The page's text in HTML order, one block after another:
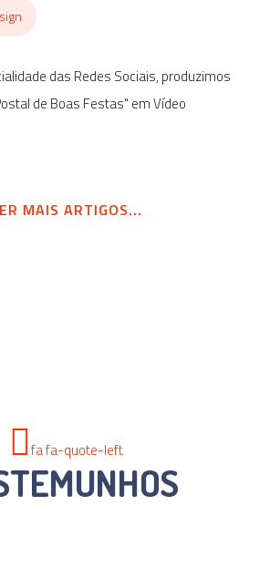
das Redes Sociais, produzimos
de Boas Festas" em Vídeo
MAIS ARTIGOS...
fa fa-quote-left